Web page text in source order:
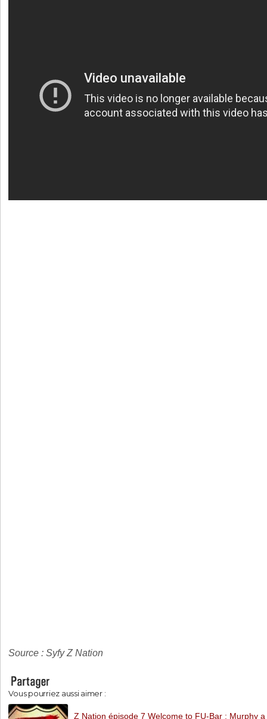
Source : Syfy Z Nation
Vous pourriez aussi aimer :
Z Nation épisode 7 Welcome to FU-Bar : Murphy